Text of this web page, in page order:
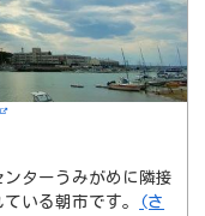
ターうみがめに隣接
いる朝市です。
(さ